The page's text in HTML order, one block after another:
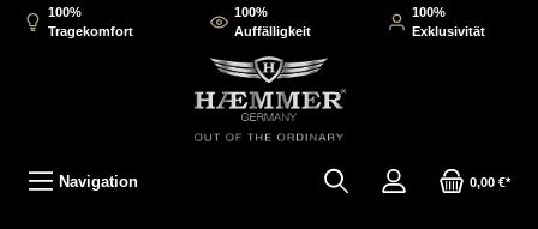
springen
100%
Tragekomfort
100%
Auffälligkeit
100%
Exklusivität
Navigation 0,00 €*